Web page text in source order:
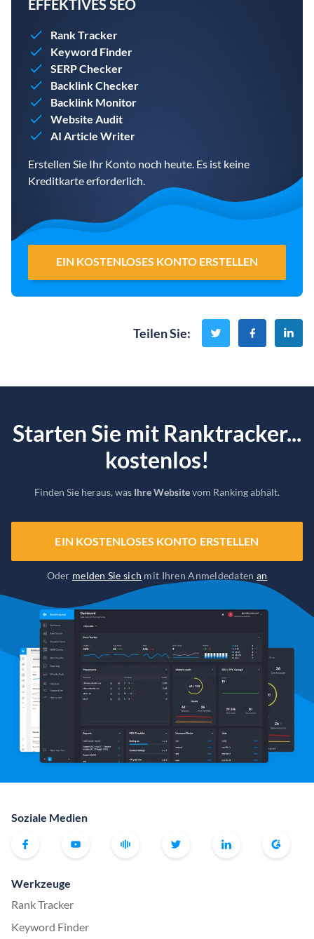
EFFEKTIVES SEO
Rank Tracker
Keyword Finder
SERP Checker
Backlink Checker
Backlink Monitor
Website Audit
AI Article Writer
Erstellen Sie Ihr Konto noch heute. Es ist keine
Kreditkarte erforderlich.
EIN KOSTENLOSES KONTO ERSTELLEN
Teilen Sie:
Starten Sie mit Ranktracker...
kostenlos!
Finden Sie heraus, was Ihre Websitevom Ranking abhält.
EIN KOSTENLOSES KONTO ERSTELLEN
Oder melden Sie sich mit Ihren Anmeldedaten an
Soziale Medien
Werkzeuge
Rank Tracker
Keyword Finder